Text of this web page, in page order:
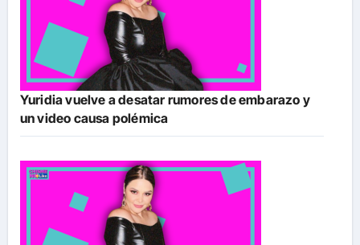
Yuridia vuelve a desatar rumores de embarazo y
un video causa polémica